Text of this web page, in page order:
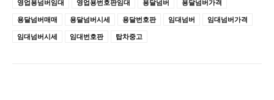
영업용넘버임대
영업용번호판임대 용달넘버
용달넘버가격
용달넘버매매
용달넘버시세 용달번호판 임대넘버
임대넘버가격
임대넘버시세
임대번호판 탑차중고